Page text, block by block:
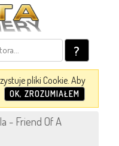
?
pliki Cookie. Aby
OK, ZROZUMIAŁEM
- Friend Of A